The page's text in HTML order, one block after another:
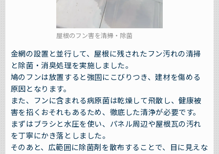
屋根のフン害を清掃・除菌
金網の設置と並行して、屋根に残されたフン汚れの清掃
と除菌・消臭処理を実施しました。
鳩のフンは放置すると強固にこびりつき、建材を傷める
原因となります。
また、フンに含まれる病原菌は乾燥して飛散し、健康被
害を招くおそれもあるため、徹底した清浄が必要です。
まずはブラシと水圧を使い、パネル周辺や屋根瓦の汚れ
を丁寧にかき落としました。
そのあと、広範囲に除菌剤を散布することで、目に見えな